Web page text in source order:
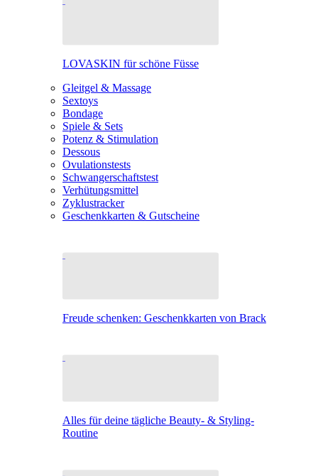
LOVASKIN für schöne Füsse
Gleitgel & Massage
Sextoys
Bondage
Spiele & Sets
Potenz & Stimulation
Dessous
Ovulationstests
Schwangerschaftstest
Verhütungsmittel
Zyklustracker
Geschenkkarten & Gutscheine
Freude schenken: Geschenkkarten von Brack
Alles für deine tägliche Beauty- & Styling-
Routine